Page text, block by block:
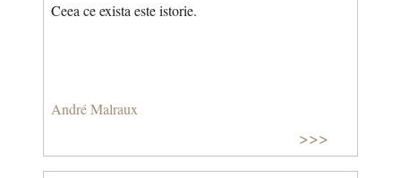
Ceea ce exista este istorie.
André Malraux
>>>